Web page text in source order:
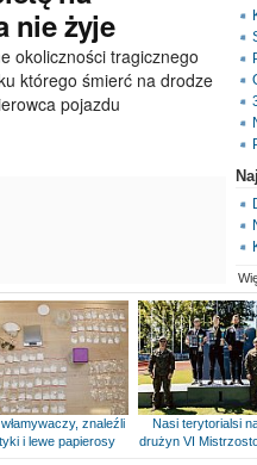
nie żyje
okoliczności tragicznego
którego śmierć na drodze
pojazdu
znaleźli
i lewe papierosy
Nasi terytorialsi
drużyn VI